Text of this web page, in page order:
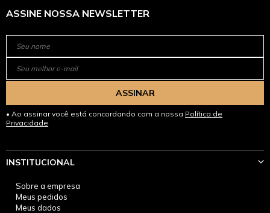
ASSINE NOSSA NEWSLETTER
ASSINAR
Ao assinar você está concordando com a nossa Política de
Privacidade
INSTITUCIONAL
Sobre a empresa
Meus pedidos
Meus dados